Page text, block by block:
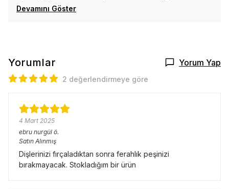
Devamını Göster
Yorumlar Yorum Yap
2 değerlendirmeye göre
4 Mart 2025
ebru nurgül ö.
Satın Alınmış
Dişlerinizi fırçaladıktan sonra ferahlık peşinizi
bırakmayacak. Stokladığım bir ürün